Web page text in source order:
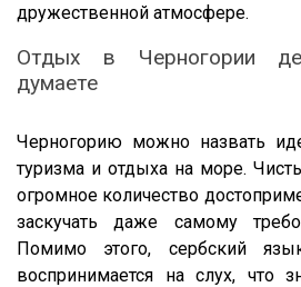
дружественной атмосфере.
Отдых в Черногории
думаете
Черногорию можно назвать
туризма и отдыха на море.
огромное количество
заскучать даже самому
Помимо этого, сербский
воспринимается на слух, что